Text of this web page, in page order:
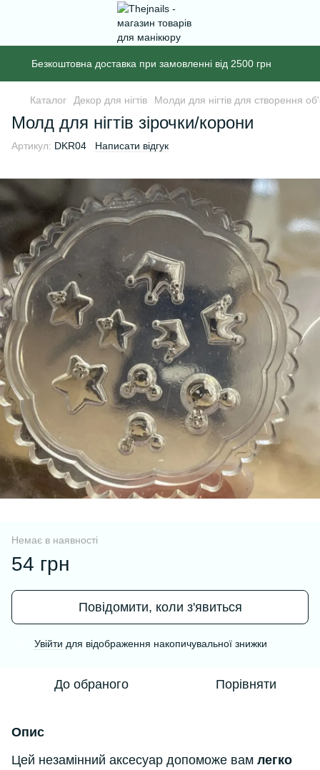
Безкоштовна доставка при замовленні від 2500 грн
Каталог Декор для нігтів Молди для нігтів для створення
Молд для нігтів зірочки/корони
Артикул: DKR04 Написати відгук
Немає в наявності
54 грн
Повідомити, коли з'явиться
Увійти для відображення накопичувальної знижки
До обраного Порівняти
Опис
Цей незамінний аксесуар допоможе вам легко